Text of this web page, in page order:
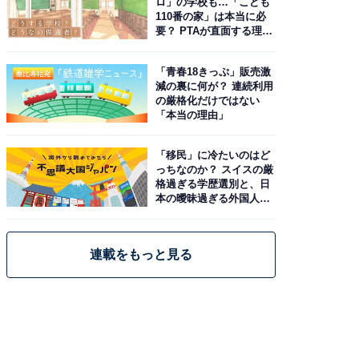
110番の家」は本当に必
要？ PTAが直面する理想
「青春18きっぷ」販売激
減の裏に何が？ 連続利用
の厳格化だけではない
「本当の理由」
「移民」に冷たいのはど
っちなのか？ スイスの厳
格過ぎる学歴選別と、日
本の曖昧過ぎる外国人政
連載をもっと見る